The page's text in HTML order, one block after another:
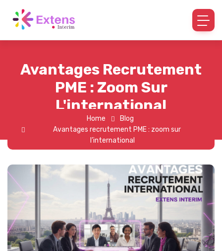
Avantages Recrutement
PME : Zoom Sur
L'international
Home
Blog
Avantages recrutement PME : zoom sur
l’international